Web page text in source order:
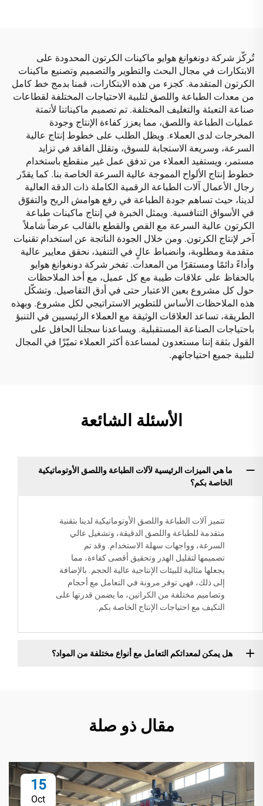
تُركّز شركة دونغوانغ هوايو ماكينات الكرتون المحدودة على
الابتكارات في مجال البحث والتطوير والتصميم وتصنيع ماكينات
الكرتون المتقدمة. كجزء من هذه الابتكارات، قمنا بدمج خط كامل
من معدات الطباعة واللصق لتلبية الاحتياجات المختلفة لقطاعات
صناعة التعبئة والتغليف المختلفة. تم تصميم ماكيناتنا لأتمتة
عمليات الطباعة واللصق، مما يعزز كفاءة الإنتاج وجودة
المخرجات لدى العملاء. ويظل الطلب على خطوط إنتاج عالية
السرعة، وسريعة الاستجابة للسوق، وتقلل الفاقد في تزايد
مستمر، ويستفيد العملاء من تدفق عمل غير منقطع باستخدام
خطوط إنتاج الألواح المموجة عالية السرعة الخاصة بنا. كما يقدّر
رجال الأعمال آلات الطباعة الرقمية الكاملة ذات الدقة العالية
لدينا، حيث تساهم جودة الطباعة في رفع هوامش الربح والتفوّق
في الأسواق التنافسية. ويمثل الخبرة في إنتاج ماكينات طباعة
الكرتون عالية السرعة مع القص والقطع بالقالب عرضاً شاملاً
آخر لإنتاج الكرتون. ومن خلال الجودة الناتجة عن استخدام تقنيات
متقدمة ومطلوبة، وانضباط عالٍ في التنفيذ، نحقق معايير عالية
وأداءً دائمًا ومستقرًا من المعدات. تفخر شركة دونغوانغ هوايو
بالحفاظ على علاقات طيبة مع كل عميل، مع أخذ الملاحظات
حول كل مشروع بعين الاعتبار حتى في أدق التفاصيل. وتشكّل
هذه الملاحظات الأساس للتطوير الاستراتيجي لكل مشروع. وبهذه
الطريقة، تساعد العلاقات الوثيقة مع العملاء الرئيسيين في التنبؤ
باحتياجات الصناعة المستقبلية. ويساعدنا سجلنا الحافل على
القول بثقة إننا مستعدون لمساعدة أكثر العملاء تميّزًا في المجال
لتلبية جميع احتياجاتهم.
الأسئلة الشائعة
ما هي الميزات الرئيسية لآلات الطباعة واللصق الأوتوماتيكية
الخاصة بكم؟
تتميز آلات الطباعة واللصق الأوتوماتيكية لدينا بتقنية
متقدمة للطباعة واللصق الدقيقة، وتشغيل عالي
السرعة، وواجهات سهلة الاستخدام. وقد تم
تصميمها لتقليل الهدر وتحقيق أقصى كفاءة، مما
يجعلها مثالية للبيئات الإنتاجية عالية الحجم. بالإضافة
إلى ذلك، فهي توفر مرونة في التعامل مع أحجام
وتصاميم مختلفة من الكراتين، ما يضمن قدرتها على
التكيف مع احتياجات الإنتاج الخاصة بكم.
هل يمكن لمعداتكم التعامل مع أنواع مختلفة من المواد؟
مقال ذو صلة
15
Oct